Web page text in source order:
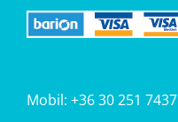
Mobil: +36 30 251 7437